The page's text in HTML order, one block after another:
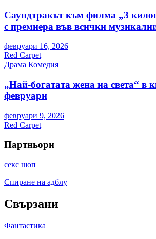
Саундтракът към филма „3
с премиера във всички
февруари 16, 2026
Red Carpet
Драма Комедия
„Най-богатата жена на света“ в
февруари
февруари 9, 2026
Red Carpet
Партньори
секс шоп
Спиране на адблу
Свързани
Фантастика